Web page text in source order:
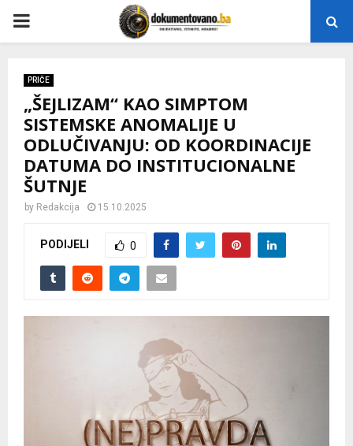
P
M
A
M
PRIČE
„ŠEJLIZAM“ KAO SIMPTOM
SISTEMSKE ANOMALIJE U
ODLUČIVANJU: OD KOORDINACIJE
DATUMA DO INSTITUCIONALNE
ŠUTNJE
by Redakcija 15.10.2025
PODIJELI 0